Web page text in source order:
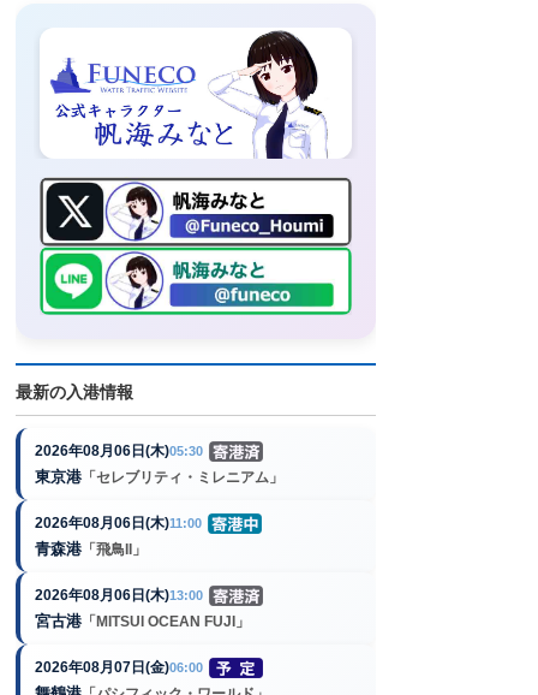
最新の入港情報
2026年08月06日(木)05:30
東京港 「セレブリティ・ミレニアム」
2026年08月06日(木)11:00
青森港 「飛鳥II」
2026年08月06日(木)13:00
宮古港 「MITSUI OCEAN FUJI」
2026年08月07日(金)06:00